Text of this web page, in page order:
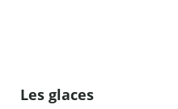
Les glaces